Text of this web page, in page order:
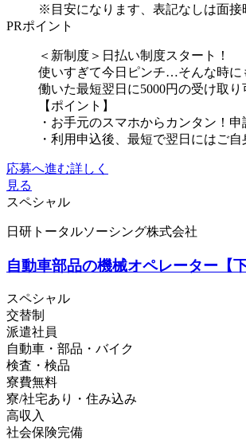
※目安になります、表記なしは面接
PRポイント
＜新制度＞日払い制度スタート！
使いすぎて今日ピンチ…そんな時に
働いた最短翌日に5000円の受け取り
【ポイント】
・お手元のスマホからカンタン！申
・利用申込後、最短で翌日にはご
応募へ進む詳しく
見る
スペシャル
日研トータルソーシング株式会社
自動車部品の機械オペレーター【
スペシャル
交替制
派遣社員
自動車・部品・バイク
検査・検品
寮費無料
寮/社宅あり・住み込み
高収入
社会保険完備